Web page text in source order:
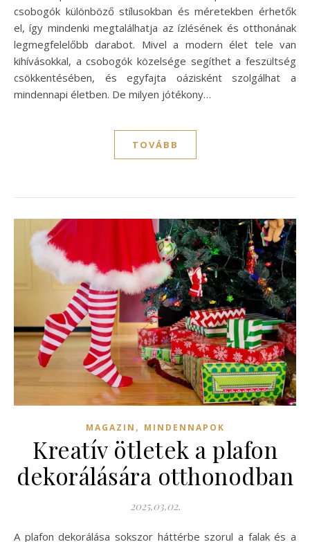
csobogók különböző stílusokban és méretekben érhetők
el, így mindenki megtalálhatja az ízlésének és otthonának
legmegfelelőbb darabot. Mivel a modern élet tele van
kihívásokkal, a csobogók közelsége segíthet a feszültség
csökkentésében, és egyfajta oázisként szolgálhat a
mindennapi életben. De milyen jótékony…
TOVÁBB
MAGAZIN , MINDENNAPOK
Kreatív ötletek a plafon
dekorálására otthonodban
2025.03.02.
A plafon dekorálása sokszor háttérbe szorul a falak és a